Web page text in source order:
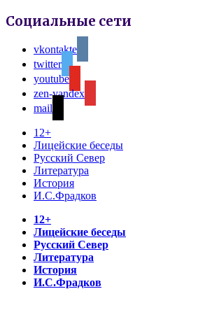
Социальные сети
vkontakte
twitter
youtube
zen-yandex
mail
12+
Лицейские беседы
Русский Север
Литература
История
И.С.Фрадков
12+
Лицейские беседы
Русский Север
Литература
История
И.С.Фрадков